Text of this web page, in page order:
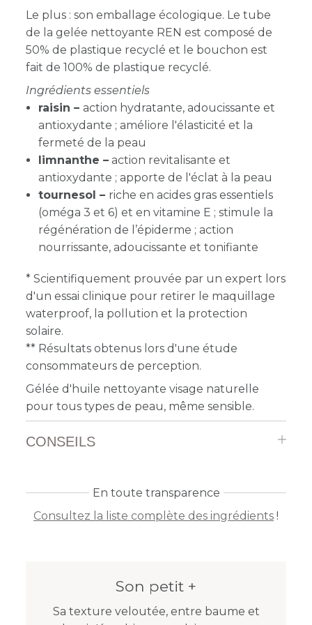
Le plus : son emballage écologique. Le tube
de la gelée nettoyante REN est composé de
50% de plastique recyclé et le bouchon est
fait de 100% de plastique recyclé.
Ingrédients essentiels
raisin – action hydratante, adoucissante et
antioxydante ; améliore l'élasticité et la
fermeté de la peau
limnanthe – action revitalisante et
antioxydante ; apporte de l'éclat à la peau
tournesol – riche en acides gras essentiels
(oméga 3 et 6) et en vitamine E ; stimule la
régénération de l’épiderme ; action
nourrissante, adoucissante et tonifiante
* Scientifiquement prouvée par un expert lors
d'un essai clinique pour retirer le maquillage
waterproof, la pollution et la protection
solaire.
** Résultats obtenus lors d'une étude
consommateurs de perception.
Gélée d'huile nettoyante visage naturelle
pour tous types de peau, même sensible.
CONSEILS
En toute transparence
Consultez la liste complète des ingrédients !
Son petit +
Sa texture veloutée, entre baume et